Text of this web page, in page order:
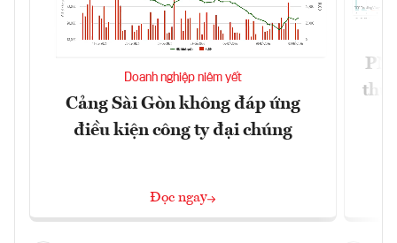
Doanh nghiệp niêm yết
Cảng Sài Gòn không đáp ứng
điều kiện công ty đại chúng
Đọc ngay